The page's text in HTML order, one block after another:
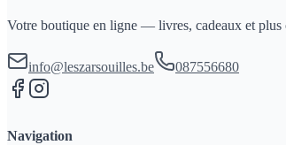
Votre boutique en ligne — livres, cadeaux et plus
info@leszarsouilles.be 087556680
Navigation